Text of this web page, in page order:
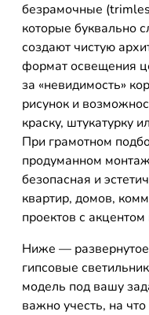
безрамочные
которые буквально
создают чистую
формат освещения
за «невидимость»
рисунок и
краску, штукатурку
При грамотном
продуманном
безопасная и
квартир, домов,
проектов с
Ниже —
гипсовые
модель под вашу
важно учесть, на